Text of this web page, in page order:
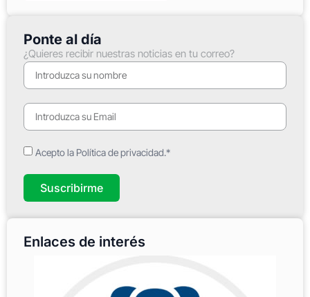
Ponte al día
¿Quieres recibir nuestras noticias en tu correo?
Acepto la Política de privacidad.*
Suscribirme
Enlaces de interés